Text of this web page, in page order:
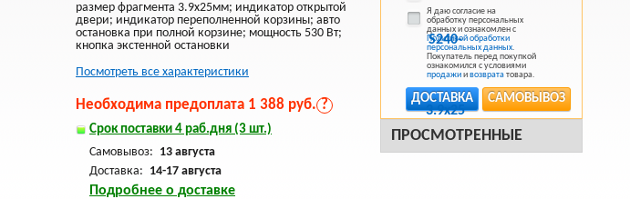
Я даю согласие на
обработку персональных
данных и ознакомлен с
Политикой обработки
персональных данных.
Покупатель перед покупкой
ознакомился с условиями
продажиивозврататовара.
САМОВЫВОЗ
ДОСТАВКА
ПРОСМОТРЕННЫЕ
размер фрагмента 3.9x25мм; индикатор открытой
двери; индикатор переполненной корзины; авто
остановка при полной корзине; мощность 530 Вт;
кнопка экстенной остановки
Посмотреть все характеристики
Необходима предоплата 1 388 руб. ?
Срок поставки 4 раб.дня (3 шт.)
Самовывоз: 13 августа
Доставка: 14-17 августа
Подробнее о доставке